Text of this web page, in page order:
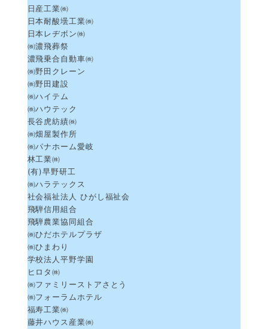
日産工業㈱
日本耐酸壜工業㈱
日本レヂボン㈱
㈱濃飛葬祭
濃飛乗合自動車㈱
㈱野田クレーン
㈱野田建設
㈱ハイテム
㈱ハウテック
長谷虎紡績㈱
㈱畑屋製作所
㈱パナホーム愛岐
林工業㈱
(有)早野研工
㈱ハラテックス
社会福祉法人 ひがし福祉会
飛騨信用組合
飛騨農業協同組合
㈱ひだホテルプラザ
㈱ひまわり
学校法人平野学園
ヒロタ㈱
㈱ファミリーストアさとう
㈱フォーラムホテル
福寿工業㈱
藤井ハウス産業㈱